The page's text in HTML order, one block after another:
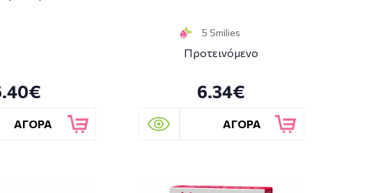
ΑΓΟΡΑ
5 Smilies
Προτεινόμενο
6.34€
ΑΓΟΡΑ